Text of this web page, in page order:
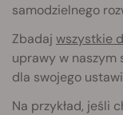
samodzielnego
Zbadaj wszystkie
uprawy w naszym
dla swojego
Na przykład, jeśli